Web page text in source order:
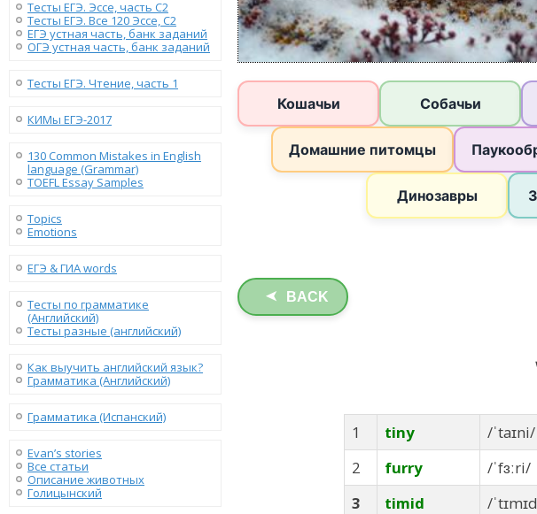
Тесты ЕГЭ. Эссе, часть C2
Тесты ЕГЭ. Все 120 Эссе, C2
ЕГЭ устная часть, банк заданий
ОГЭ устная часть, банк заданий
Тесты ЕГЭ. Чтение, часть 1
КИМы ЕГЭ-2017
130 Сommon Mistakes in English
language (Grammar)
TOEFL Essay Samples
Topics
Emotions
ЕГЭ & ГИА words
Тесты по грамматике
(Английский)
Тесты разные (английский)
Как выучить английский язык?
Грамматика (Английский)
Грамматика (Испанский)
Evan’s stories
Все статьи
Описание животных
Голицынский
➤ BACK
1 tiny /ˈtaɪni/
2
furry /ˈfɜːri/
3
timid /